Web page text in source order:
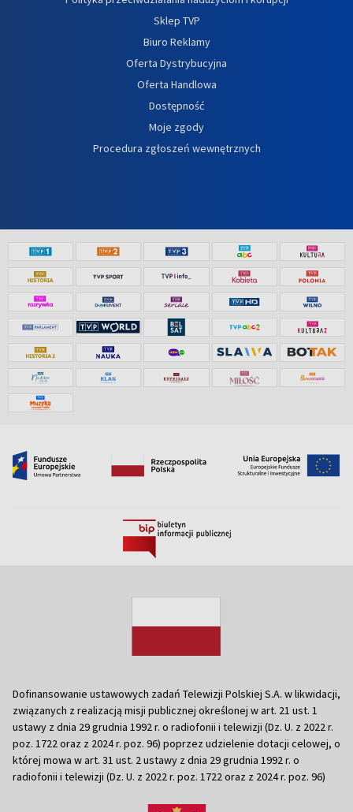
Sklep TVP
Biuro Reklamy
Oferta Dystrybucyjna
Oferta Handlowa
Dostępność
Moje zgody
Procedura zgłoszeń wewnętrznych
Dofinansowanie ustawowych zadań Telewizji Polskiej S.A. w likwidacji,
związanych z realizacją misji publicznej określonej w art. 21 ust. 1
ustawy z dnia 29 grudnia 1992 r. o radiofonii i telewizji (Dz. U. z 2022 r.
poz. 1722 oraz z 2024 r. poz. 96) poprzez udzielenie dotacji celowej, o
której mowa w art. 31 ust. 2 ustawy z dnia 29 grudnia 1992 r. o
radiofonii i telewizji (Dz. U. z 2022 r. poz. 1722 oraz z 2024 r. poz. 96)